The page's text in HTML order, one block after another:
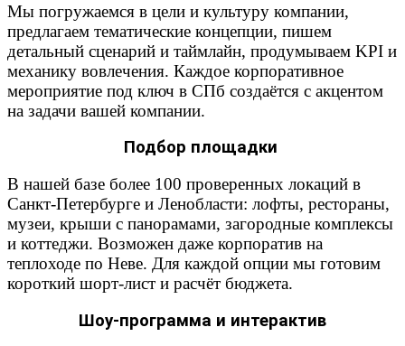
Мы погружаемся в цели и культуру компании,
предлагаем тематические концепции, пишем
детальный сценарий и таймлайн, продумываем KPI и
механику вовлечения. Каждое корпоративное
мероприятие под ключ в СПб создаётся с акцентом
на задачи вашей компании.
Подбор площадки
В нашей базе более 100 проверенных локаций в
Санкт-Петербурге и Ленобласти: лофты, рестораны,
музеи, крыши с панорамами, загородные комплексы
и коттеджи. Возможен даже корпоратив на
теплоходе по Неве. Для каждой опции мы готовим
короткий шорт-лист и расчёт бюджета.
Шоу-программа и интерактив